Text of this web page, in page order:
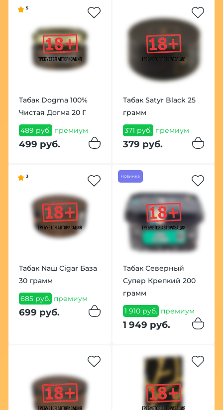
5
Табак Dogma 100%
Чистая Догма 20 Г
489 руб. премиум
499 руб.
Табак Satyr Black 25
грамм
371 руб. премиум
379 руб.
3
Табак Nаш Cigar База
30 грамм
685 руб. премиум
699 руб.
Новинка
Табак Северный
Супер Крепкий 200
грамм
1 910 руб. премиум
1 949 руб.